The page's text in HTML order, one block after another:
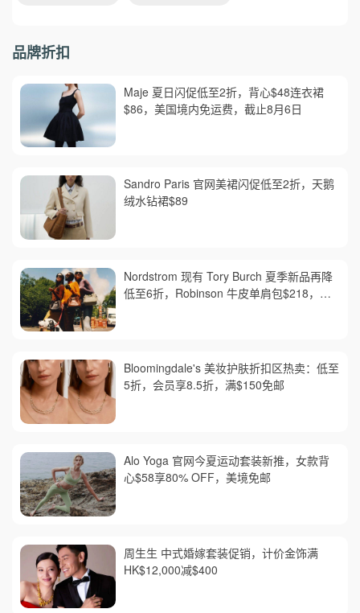
品牌折扣
Maje 夏日闪促低至2折，背心$48连衣裙
$86，美国境内免运费，截止8月6日
Sandro Paris 官网美裙闪促低至2折，天鹅
绒水钻裙$89
Nordstrom 现有 Tory Burch 夏季新品再降
低至6折，Robinson 牛皮单肩包$218，买
Bloomingdale's 美妆护肤折扣区热卖：低至
5折，会员享8.5折，满$150免邮
Alo Yoga 官网今夏运动套装新推，女款背
心$58享80% OFF，美境免邮
周生生 中式婚嫁套装促销，计价金饰满
HK$12,000减$400